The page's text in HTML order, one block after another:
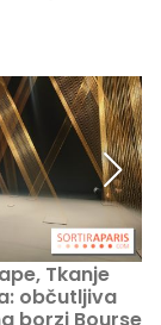
Tkanje
občutljiva
borzi Bourse